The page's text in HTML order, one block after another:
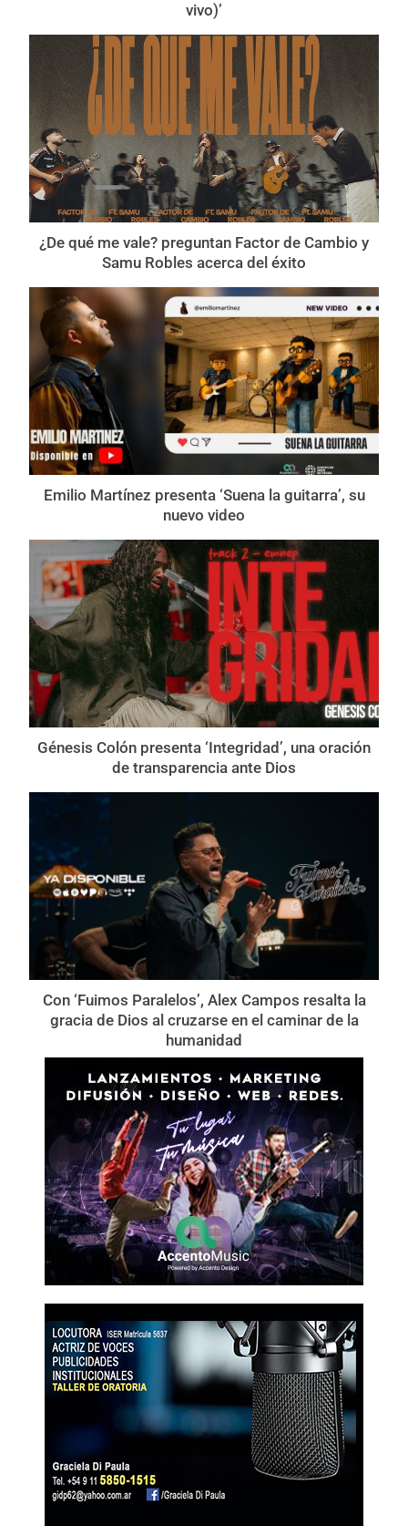
vivo)’
¿De qué me vale? preguntan Factor de Cambio y
Samu Robles acerca del éxito
Emilio Martínez presenta ‘Suena la guitarra’, su
nuevo video
Génesis Colón presenta ‘Integridad’, una oración
de transparencia ante Dios
Con ‘Fuimos Paralelos’, Alex Campos resalta la
gracia de Dios al cruzarse en el caminar de la
humanidad